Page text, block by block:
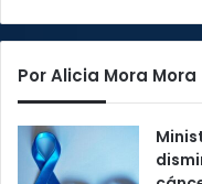
Por Alicia Mora Mora